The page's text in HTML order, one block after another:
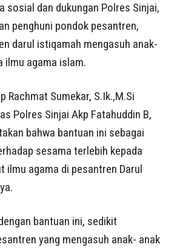
sosial dan dukungan Polres Sinjai,
penghuni pondok pesantren,
darul istiqamah mengasuh anak-
ilmu agama islam.
Rachmat Sumekar, S.Ik.,M.Si
Polres Sinjai Akp Fatahuddin B,
bahwa bantuan ini sebagai
sesama terlebih kepada
ilmu agama di pesantren Darul
bantuan ini, sedikit
yang mengasuh anak- anak